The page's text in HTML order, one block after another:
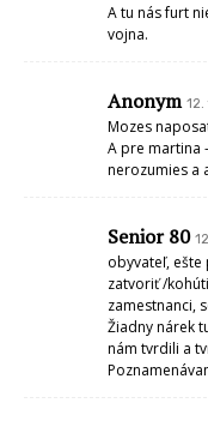
A tu nás furt
vojna.
Anonym
Mozes
A pre martina
nerozumies a
Senior 80
obyvateľ,
zatvoriť /
zamestnanci,
Žiadny nárek
nám tvrdili a